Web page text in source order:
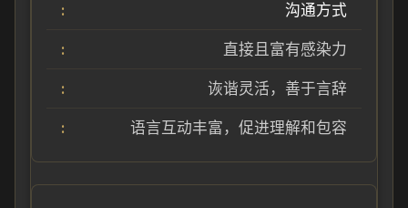
沟通方式
直接且富有感染力
诙谐灵活，善于言辞
语言互动丰富，促进理解和包容